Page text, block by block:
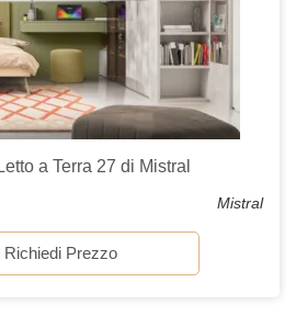
a Terra 27 di Mistral
Mistral
Richiedi Prezzo